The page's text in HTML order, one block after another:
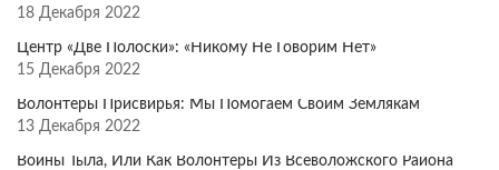
18 Декабря 2022
Центр «Две Полоски»: «Никому Не Говорим Нет»
15 Декабря 2022
Волонтёры Присвирья: Мы Помогаем Своим Землякам
13 Декабря 2022
Воины Тыла, Или Как Волонтёры Из Всеволожского Района